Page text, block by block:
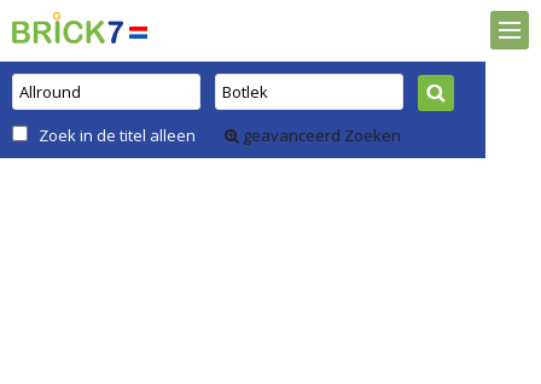
Zoek in de titel alleen geavanceerd Zoeken